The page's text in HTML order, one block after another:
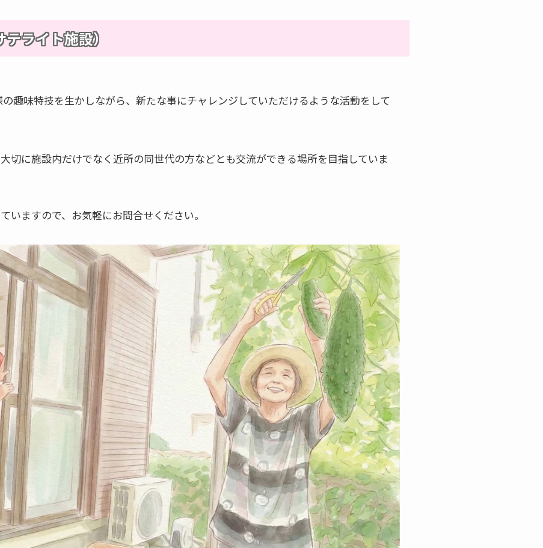
ライト施設）
の趣味特技を生かしながら、新たな事にチャレンジしていただけるような活動をして
切に施設内だけでなく近所の同世代の方などとも交流ができる場所を目指していま
いますので、お気軽にお問合せください。